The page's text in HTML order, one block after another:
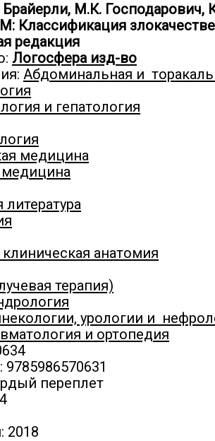
М.К. Господарович,
Классификация
редакция
Логосфера изд-во
Абдоминальная и
и гепатология
медицина
медицина
анатомия
терапия)
урологии и
и ортопедия
9785986570631
переплет
2018